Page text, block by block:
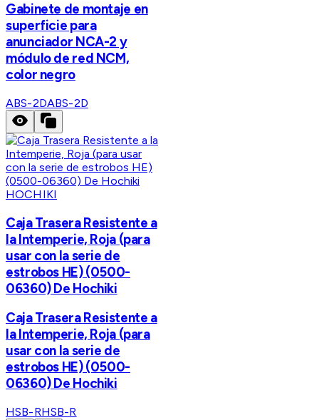
Gabinete de montaje en
superficie para
anunciador NCA-2 y
módulo de red NCM,
color negro
ABS-2DABS-2D
HOCHIKI
Caja Trasera Resistente a
la Intemperie, Roja (para
usar con la serie de
estrobos HE) (0500-
06360) De Hochiki
Caja Trasera Resistente a
la Intemperie, Roja (para
usar con la serie de
estrobos HE) (0500-
06360) De Hochiki
HSB-RHSB-R